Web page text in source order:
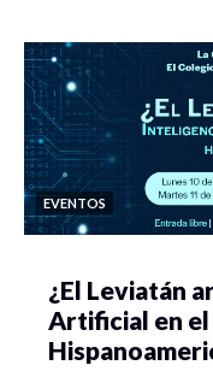
EVENTOS
¿El Leviatán
Artificial en